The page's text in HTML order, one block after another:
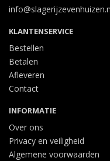
KLANTENSERVICE
Bestellen
Betalen
Afleveren
Contact
INFORMATIE
Over ons
Privacy en veiligheid
Algemene voorwaarden